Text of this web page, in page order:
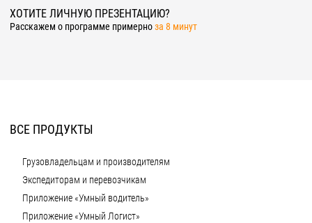
ХОТИТЕ ЛИЧНУЮ ПРЕЗЕНТАЦИЮ?
Расскажем о программе примерноза 8 минут
ВСЕ ПРОДУКТЫ
Грузовладельцам и производителям
Экспедиторам и перевозчикам
Приложение «Умный водитель»
Приложение «Умный Логист»